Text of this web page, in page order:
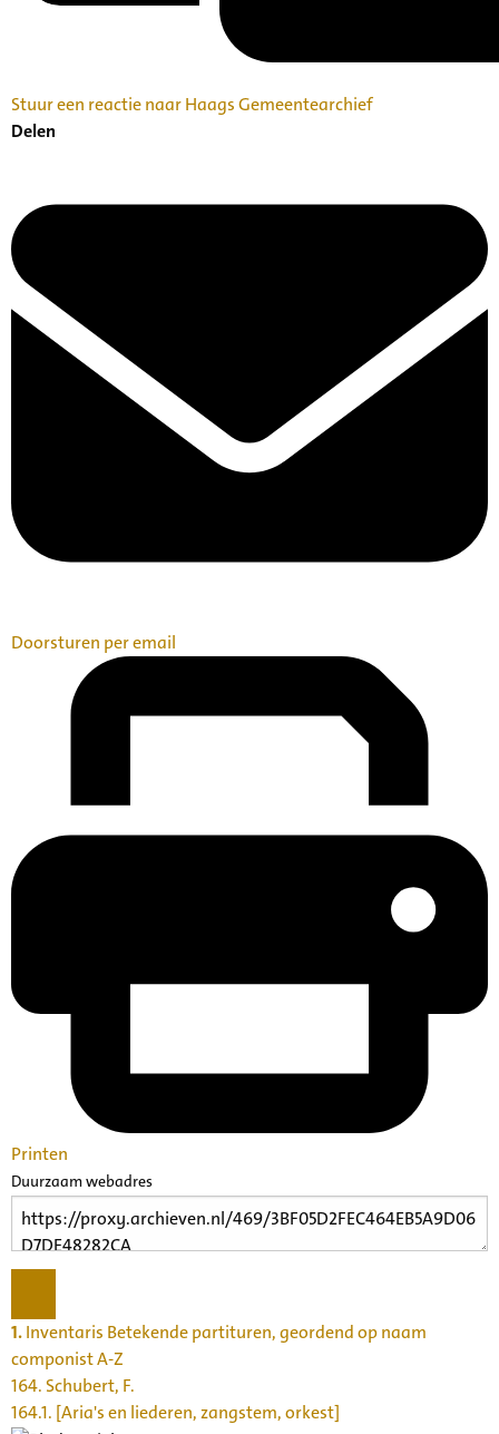
Stuur een reactie naar Haags Gemeentearchief
Delen
Doorsturen per email
Printen
Duurzaam webadres
1.Inventaris Betekende partituren, geordend op naam
componist A-Z
164. Schubert, F.
164.1. [Aria's en liederen, zangstem, orkest]